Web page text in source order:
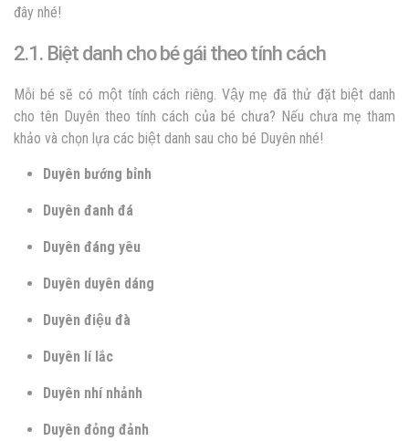
đây nhé!
2.1. Biệt danh cho bé gái theo tính cách
Mỗi bé sẽ có một tính cách riêng. Vậy mẹ đã thử đặt biệt danh
cho tên Duyên theo tính cách của bé chưa? Nếu chưa mẹ tham
khảo và chọn lựa các biệt danh sau cho bé Duyên nhé!
Duyên bướng bỉnh
Duyên đanh đá
Duyên đáng yêu
Duyên duyên dáng
Duyên điệu đà
Duyên lí lắc
Duyên nhí nhảnh
Duyên đỏng đảnh